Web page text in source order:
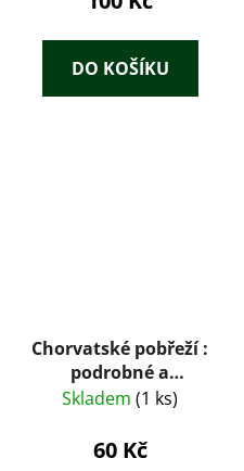
DO KOŠÍKU
Chorvatské pobřeží :
podrobné a
přehledné informace
přírodě a turistickém
Skladem (1 ks)
60 Kč